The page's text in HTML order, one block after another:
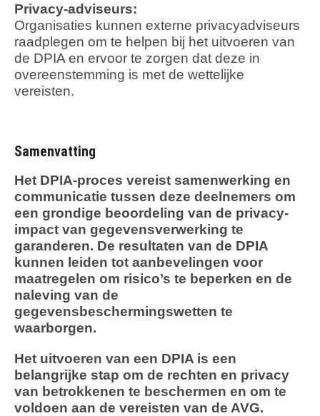
Privacy-adviseurs:
Organisaties kunnen externe privacyadviseurs
raadplegen om te helpen bij het uitvoeren van
de DPIA en ervoor te zorgen dat deze in
overeenstemming is met de wettelijke
vereisten.
Samenvatting
Het DPIA-proces vereist samenwerking en
communicatie tussen deze deelnemers om
een grondige beoordeling van de privacy-
impact van gegevensverwerking te
garanderen. De resultaten van de DPIA
kunnen leiden tot aanbevelingen voor
maatregelen om risico’s te beperken en de
naleving van de
gegevensbeschermingswetten te
waarborgen.
Het uitvoeren van een DPIA is een
belangrijke stap om de rechten en privacy
van betrokkenen te beschermen en om te
voldoen aan de vereisten van de AVG.